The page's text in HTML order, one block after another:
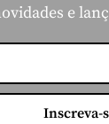
e
Inscreva-